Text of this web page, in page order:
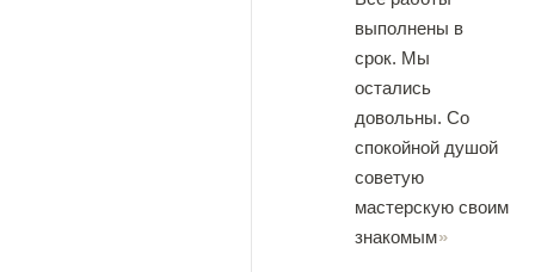
выполнены в
срок. Мы
остались
довольны. Со
спокойной душой
советую
мастерскую своим
знакомым